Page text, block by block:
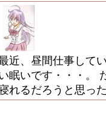
近、昼間仕事して
眠いです・・・。
れるだろうと思っ